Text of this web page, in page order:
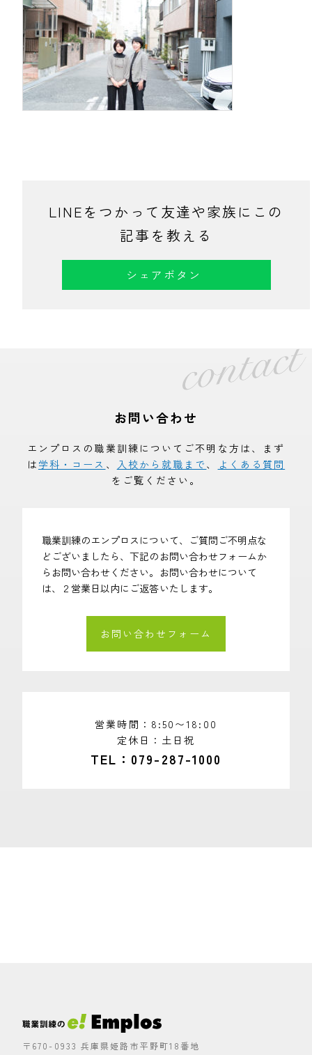
LINEをつかって友達や家族にこの
記事を教える
シェアボタン
お問い合わせ
エンプロスの職業訓練についてご不明な方は、まず
は 学科・コース 、 入校から就職まで、
よくある質問
をご覧ください。
職業訓練のエンプロスについて、ご質問ご不明点な
どございましたら、下記のお問い合わせフォームか
らお問い合わせください。お問い合わせについて
は、２営業日以内にご返答いたします。
お問い合わせフォーム
営業時間
8:50〜18:00
定休日
土日祝
TEL 079-287-1000
〒670-0933 兵庫県姫路市平野町18番地